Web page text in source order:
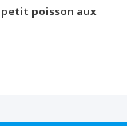
petit poisson aux